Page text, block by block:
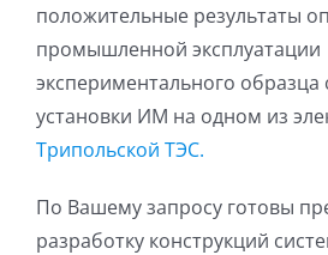
положительные результаты
промышленной эксплуатации
экспериментального образца
установки ИМ на одном из
Трипольской ТЭС.
По Вашему запросу готовы
разработку конструкций